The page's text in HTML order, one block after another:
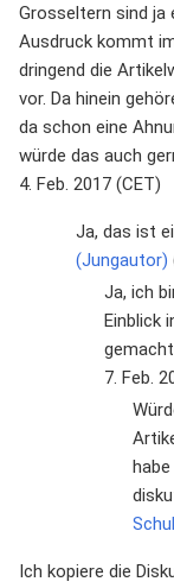
Grosseltern sind ja
Ausdruck kommt
dringend die
vor. Da hinein
da schon eine
würde das auch
4. Feb. 2017 (CET)
Ja, das ist
(Jungautor)
Ja, ich
Einblick
7. Feb.
Ich kopiere die